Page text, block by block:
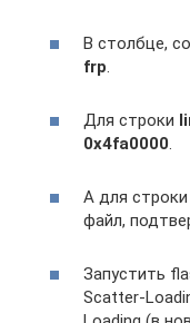
В столбце,
frp.
Для строки
0x4fa0000.
А для строки
файл,
Запустить
Scatter-